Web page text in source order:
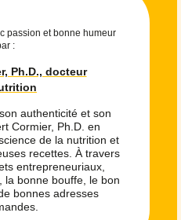
passion et bonne humeur
:
Ph.D., docteur
authenticité et son
Cormier, Ph.D. en
de la nutrition et
recettes. À travers
entrepreneuriaux,
la bonne bouffe, le bon
bonnes adresses